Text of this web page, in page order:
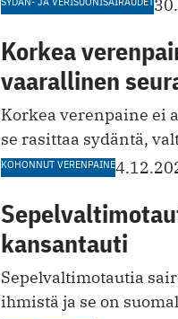
Korkea
vaarallinen
Korkea verenpaine ei
se rasittaa sydäntä,
KOHONNUT VERENPAINE
kansantauti
Sepelvaltimotautia
ihmistä ja se on